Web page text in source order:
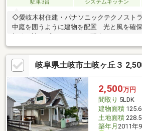
駐車3台
システムキッチン
◇愛岐木材住建・パナソニックテクノスト
中庭を囲うように建物を配置 光と風を確保
視線を遮るプライバシーに配慮したコート
電化 ・全館空調換気システム ・パナソ
電収納食器棚 ・自動センサー水栓 ・ビル
い乾燥機 ・保温浴槽(水や汚れをはじき汚
自動お掃除トイレ「アラウーノＳII」(水あ
にくい有機ガラス系新素材) ・傷・汚れ・
と強い耐久性を兼ね備えた内装ドア ・全
媒の外壁材(光触媒の力で汚れを分解し洗い
ブリ…
岐阜県土岐市土岐ヶ丘３
2,500万円
間取り 5LDK
建物面積
土地面積
築年月 2011年